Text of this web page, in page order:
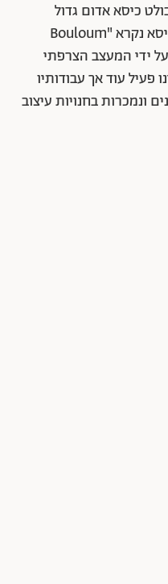
כיסא אדום גדול
המעוצב בצורת דמות יושבת. הכיסא נקרא "Bouloum
Chaise" והוא עוצב בשנת 1968 על ידי המעצב הצרפתי
פעיל עוד אך עבודותיו
ונמכרות בחנויות עיצוב